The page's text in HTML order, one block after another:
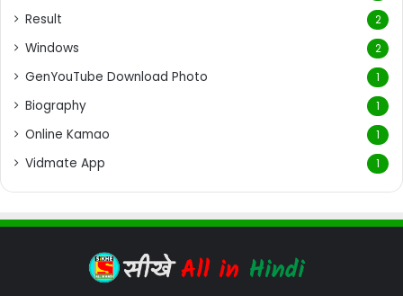
Result 2
Windows 2
GenYouTube Download Photo 1
Biography 1
Online Kamao 1
Vidmate App 1